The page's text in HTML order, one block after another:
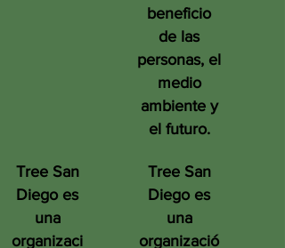
Tree San
Diego es
una
organizaci
beneficio
de las
personas, el
medio
ambiente y
el futuro.
Tree San
Diego es
una
organizació